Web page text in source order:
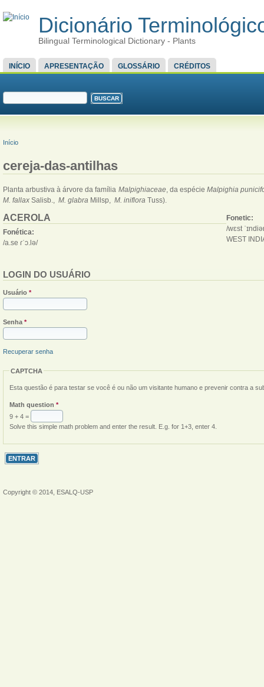
Dicionário
Bilingual Terminological Dictionary - Plants
MENU PRINCIPAL
INÍCIO APRESENTAÇÃO GLOSSÁRIO CRÉDITOS
FORMULÁRIO DE BUSCA
VOCÊ ESTÁ AQUI
Início
cereja-das-antilhas
Planta arbustiva à árvore da família Malpighiaceae, da espécie Malpighia
M. fallax Salisb., M. glabra Millsp, M. iniflora Tuss).
ACEROLA
Fonética:
/a.se ɾˈɔ.lə/
Fonetic:
/wɛst
WEST
LOGIN DO USUÁRIO
Usuário *
Senha *
Recuperar senha
CAPTCHA
Esta questão é para testar se você é ou não um visitante humano e prevenir contra a
Math question *
9 + 4 =
Solve this simple math problem and enter the result. E.g. for 1+3, enter 4.
Copyright © 2014, ESALQ-USP